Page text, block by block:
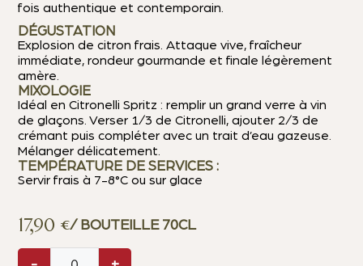
fois authentique et contemporain.
DÉGUSTATION
Explosion de citron frais. Attaque vive, fraîcheur
immédiate, rondeur gourmande et finale légèrement
amère.
MIXOLOGIE
Idéal en Citronelli Spritz : remplir un grand verre à vin
de glaçons. Verser 1/3 de Citronelli, ajouter 2/3 de
crémant puis compléter avec un trait d’eau gazeuse.
Mélanger délicatement.
TEMPÉRATURE DE SERVICES :
Servir frais à 7-8°C ou sur glace
17,90 €/ BOUTEILLE 70CL